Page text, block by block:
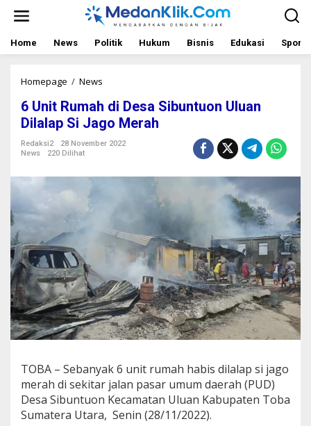
t
Home News Politik Hukum Bisnis Edukasi Sport
Homepage / News
n
i
t
R
D
S
i
b
u
n
t
o
n
U
l
u
6 Unit Rumah di Desa Sibuntuon Uluan
Dilalap Si Jago Merah
Redaksi2
28 November 2022
News
220 Dilihat
TOBA – Sebanyak 6 unit rumah habis dilalap si jago
merah di sekitar jalan pasar umum daerah (PUD)
Desa Sibuntuon Kecamatan Uluan Kabupaten Toba
Sumatera Utara, Senin (28/11/2022).